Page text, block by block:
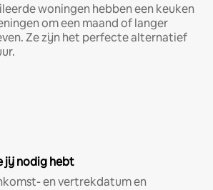
woningen hebben een keuken
om een maand of langer
Ze zijn het perfecte alternatief
jij nodig hebt
en vertrekdatum en